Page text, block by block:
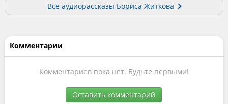
Все аудиорассказы Бориса Житкова
Комментарии
Комментариев пока нет. Будьте первыми!
Оставить комментарий